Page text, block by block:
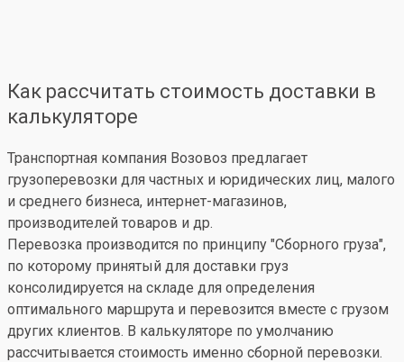
Как рассчитать стоимость доставки в
калькуляторе
Транспортная компания Возовоз предлагает
грузоперевозки для частных и юридических лиц, малого
и среднего бизнеса, интернет-магазинов,
производителей товаров и др.
Перевозка производится по принципу "Сборного груза",
по которому принятый для доставки груз
консолидируется на складе для определения
оптимального маршрута и перевозится вместе с грузом
других клиентов. В калькуляторе по умолчанию
рассчитывается стоимость именно сборной перевозки.